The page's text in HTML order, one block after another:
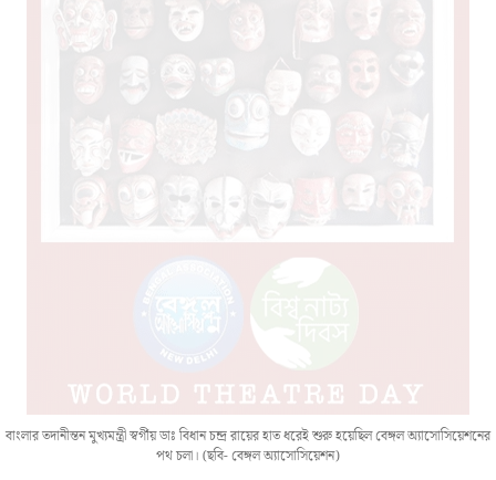
বাংলার তদানীন্তন মুখ্যমন্ত্রী স্বর্গীয় ডাঃ বিধান চন্দ্র রায়ের হাত ধরেই শুরু হয়েছিল বেঙ্গল অ্যাসোসিয়েশনের
পথ চলা। (ছবি- বেঙ্গল অ্যাসোসিয়েশন)